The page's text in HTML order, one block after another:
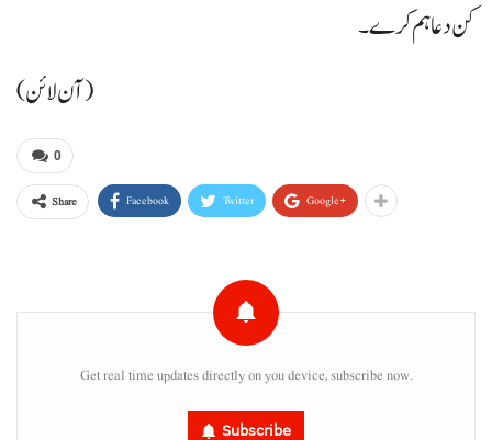
کن دعا ہم کرے۔
(آن لائن)
0
Share Facebook Twitter Google+
Get real time updates directly on you device, subscribe now.
Subscribe